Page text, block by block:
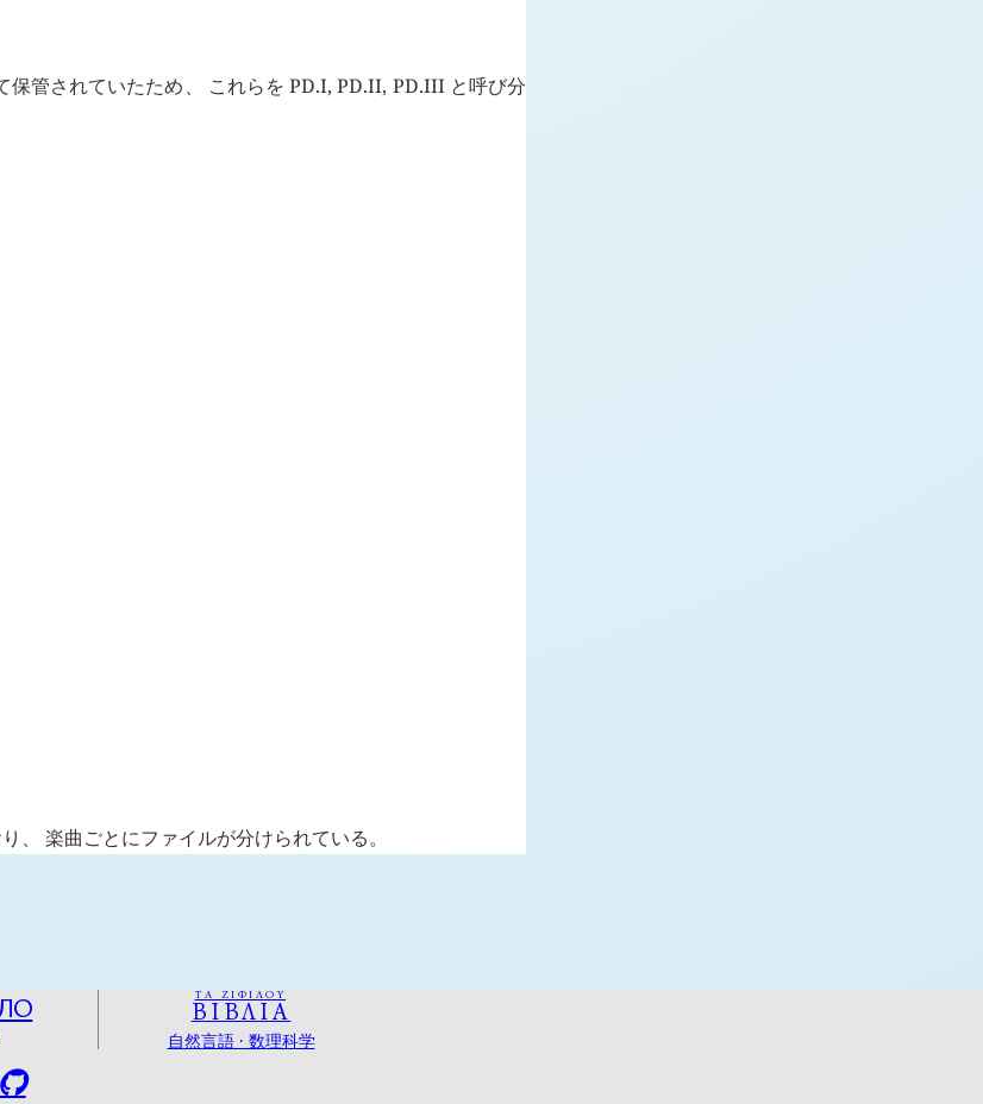
管されていたため、 これらを PD.I, PD.II, PD.III と呼び分
楽曲ごとにファイルが分けられている。
ΤΑ ΖΙΦΙΛΟΥ
ΒΙΒΛΙΑ
自然言語 · 数理科学